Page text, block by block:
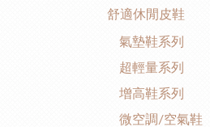
舒適休閒皮鞋
氣墊鞋系列
超輕量系列
增高鞋系列
微空調/空氣鞋